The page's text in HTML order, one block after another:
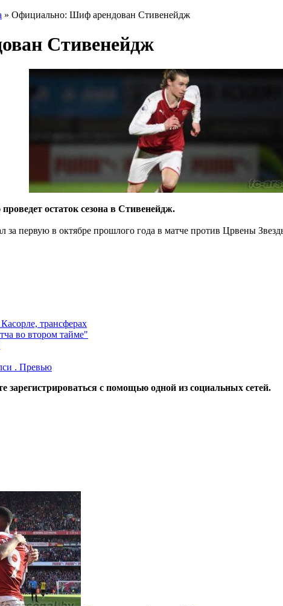
» Официально: Шиф арендован Стивенейдж
Стивенейдж
остаток сезона в Стивенейдж.
первую в октябре прошлого года в матче против Црвены
трансферах
во втором тайме"
. Превью
с помощью одной из социальных сетей.